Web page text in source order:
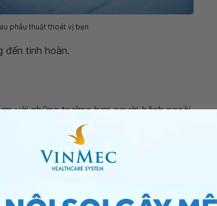
phẫu thuật thoát vị bẹn
đến tinh hoàn.
với những trường hợp người bệnh ngoài
tim mạch hoặc bệnh lý về hô hấp.
như:
thoát vị bẹn trực tiếp.